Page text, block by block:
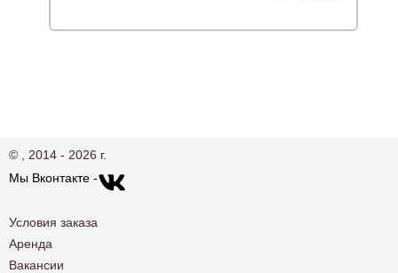
© , 2014 - 2026 г.
Мы Вконтакте -
Условия заказа
Аренда
Вакансии